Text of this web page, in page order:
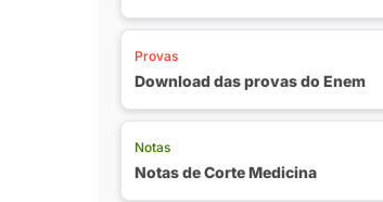
Provas
Download das provas do Enem
Notas
Notas de Corte Medicina